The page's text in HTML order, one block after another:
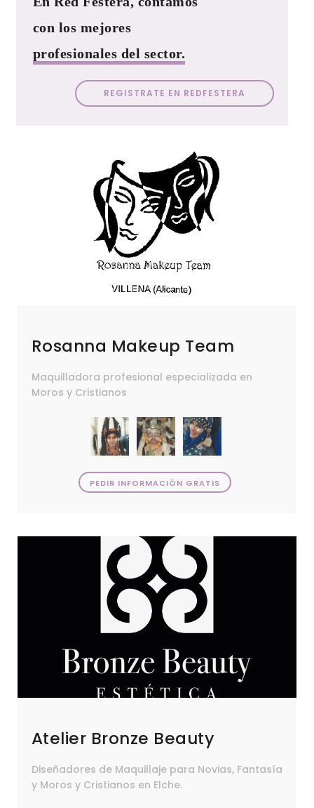
con los mejores
profesionales del sector.
REGISTRATE EN REDFESTERA
Rosanna Makeup Team
Maquilladora profesional especializada en
Moros y Cristianos
PEDIR INFORMACIÓN GRATIS
Atelier Bronze Beauty
Diseñadores de Maquillaje para Novias, Fantasía
y Moros y Cristianos en Elche.